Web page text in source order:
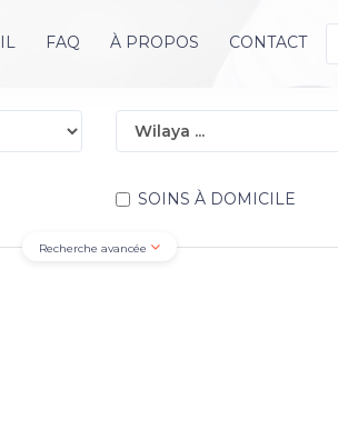
FAQ À PROPOS CONTACT
SOINS À DOMICILE
Recherche avancée